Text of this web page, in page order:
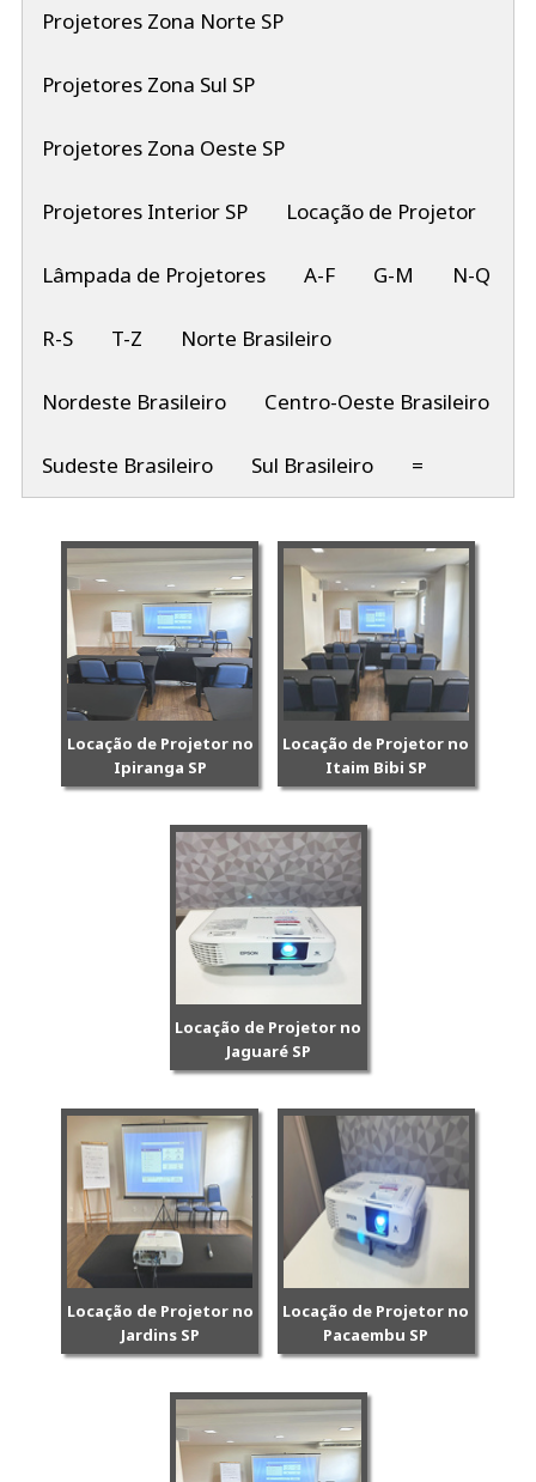
Projetores Zona Norte SP
Projetores Zona Sul SP
Projetores Zona Oeste SP
Projetores Interior SP Locação de Projetor
Lâmpada de Projetores A-F G-M N-Q
R-S T-Z Norte Brasileiro
Nordeste Brasileiro Centro-Oeste Brasileiro
Sudeste Brasileiro Sul Brasileiro =
Locação de Projetor no
Ipiranga SP
Locação de Projetor no
Itaim Bibi SP
Locação de Projetor no
Jaguaré SP
Locação de Projetor no
Jardins SP
Locação de Projetor no
Pacaembu SP